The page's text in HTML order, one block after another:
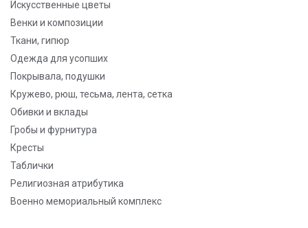
Искусственные цветы
Венки и композиции
Ткани, гипюр
Одежда для усопших
Покрывала, подушки
Кружево, рюш, тесьма, лента, сетка
Обивки и вклады
Гробы и фурнитура
Кресты
Таблички
Религиозная атрибутика
Военно мемориальный комплекс